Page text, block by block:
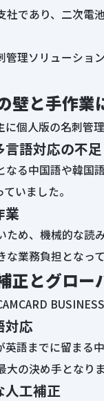
であり、二次
理ソリューショ
壁と手作業
に個人版の名刺
語対応の不足
る中国語や韓
いました。
業
め、機械的な
業務負担となって
正とグロー
対応
英語までに留ま
の決め手となりま
人工補正